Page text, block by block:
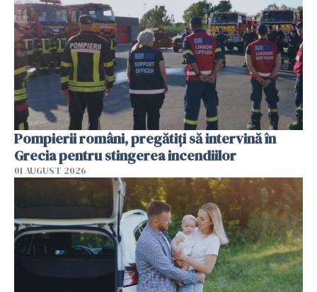
Pompierii români, pregătiţi să intervină în
Grecia pentru stingerea incendiilor
01 AUGUST 2026